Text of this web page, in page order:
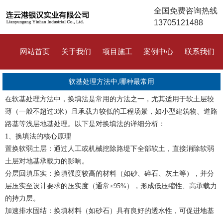
全国免费咨询热线
13705121488
网站首页 关于我们 项目施工 案例中心 联系我们
软基处理方法中,哪种最常用
在软基处理方法中，换填法是常用的方法之一，尤其适用于软土层较
薄（一般不超过3米）且承载力较低的工程场景，如小型建筑物、道路
路基等浅层地基处理。以下是对换填法的详细分析：
1、换填法的核心原理
置换软弱土层：通过人工或机械挖除路堤下全部软土，直接消除软弱
土层对地基承载力的影响。
分层回填压实：换填强度较高的材料（如砂、碎石、灰土等），并分
层压实至设计要求的压实度（通常≥95%），形成低压缩性、高承载力
的持力层。
加速排水固结：换填材料（如砂石）具有良好的透水性，可促进地基